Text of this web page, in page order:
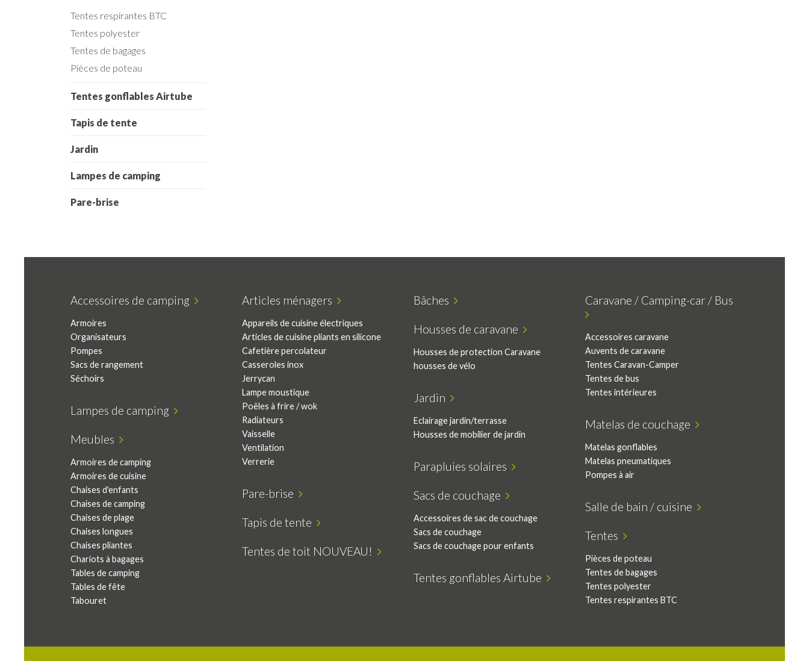
Tentes respirantes BTC
Tentes polyester
Tentes de bagages
Pièces de poteau
Tentes gonflables Airtube
Tapis de tente
Jardin
Lampes de camping
Pare-brise
Accessoires de camping
Armoires
Organisateurs
Pompes
Sacs de rangement
Séchoirs
Articles ménagers
Appareils de cuisine électriques
Articles de cuisine pliants en silicone
Cafetière percolateur
Casseroles inox
Jerrycan
Lampe moustique
Poêles à frire / wok
Radiateurs
Vaisselle
Ventilation
Verrerie
Bâches Caravane / Camping-car / Bus
Accessoires caravane
Auvents de caravane
Tentes Caravan-Camper
Tentes de bus
Tentes intérieures
Housses de caravane
Housses de protection Caravane
housses de vélo
Jardin
Eclairage jardin/terrasse
Housses de mobilier de jardin
Lampes de camping
Matelas de couchage
Matelas gonflables
Matelas pneumatiques
Pompes à air
Meubles
Armoires de camping
Armoires de cuisine
Chaises d'enfants
Chaises de camping
Chaises de plage
Chaises longues
Chaises pliantes
Chariots à bagages
Tables de camping
Tables de fête
Tabouret
Parapluies solaires
Pare-brise
Sacs de couchage
Accessoires de sac de couchage
Sacs de couchage
Sacs de couchage pour enfants
Salle de bain / cuisine
Tapis de tente
Tentes
Pièces de poteau
Tentes de bagages
Tentes polyester
Tentes respirantes BTC
Tentes de toit NOUVEAU!
Tentes gonflables Airtube